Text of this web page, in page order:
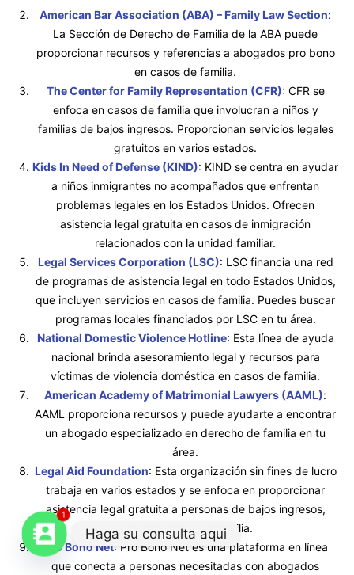
American Bar Association (ABA) – Family Law Section:
La Sección de Derecho de Familia de la ABA puede
proporcionar recursos y referencias a abogados pro bono
en casos de familia.
The Center for Family Representation (CFR): CFR se
enfoca en casos de familia que involucran a niños y
familias de bajos ingresos. Proporcionan servicios legales
gratuitos en varios estados.
Kids In Need of Defense (KIND): KIND se centra en ayudar
a niños inmigrantes no acompañados que enfrentan
problemas legales en los Estados Unidos. Ofrecen
asistencia legal gratuita en casos de inmigración
relacionados con la unidad familiar.
Legal Services Corporation (LSC): LSC financia una red
de programas de asistencia legal en todo Estados Unidos,
que incluyen servicios en casos de familia. Puedes buscar
programas locales financiados por LSC en tu área.
National Domestic Violence Hotline: Esta línea de ayuda
nacional brinda asesoramiento legal y recursos para
víctimas de violencia doméstica en casos de familia.
American Academy of Matrimonial Lawyers (AAML):
AAML proporciona recursos y puede ayudarte a encontrar
un abogado especializado en derecho de familia en tu
área.
Legal Aid Foundation: Esta organización sin fines de lucro
trabaja en varios estados y se enfoca en proporcionar
asistencia legal gratuita a personas de bajos ingresos,
incluidos casos de familia.
Pro Bono Net: Pro Bono Net es una plataforma en línea
que conecta a personas necesitadas con abogados
1
Haga su consulta aqui